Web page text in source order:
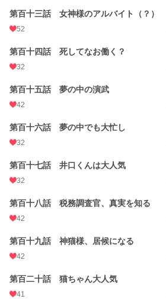
第百十三話 女神様のアルバイト（？）
52
第百十四話 死してなお働く？
32
第百十五話 夢の中の演武
42
第百十六話 夢の中でも大忙し
32
第百十七話 井口くんは大人気
32
第百十八話 税務調査官、真実を知る
42
第百十九話 神猫様、居候になる
42
第百二十話 猫ちゃん大人気
41